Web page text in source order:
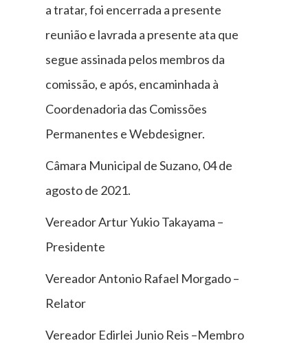
a tratar, foi encerrada a presente
reunião e lavrada a presente ata que
segue assinada pelos membros da
comissão, e após, encaminhada à
Coordenadoria das Comissões
Permanentes e Webdesigner.
Câmara Municipal de Suzano, 04 de
agosto de 2021.
Vereador Artur Yukio Takayama –
Presidente
Vereador Antonio Rafael Morgado –
Relator
Vereador Edirlei Junio Reis –Membro